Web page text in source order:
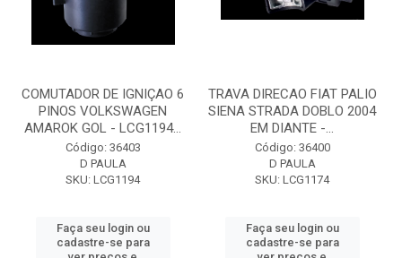
COMUTADOR DE IGNIÇAO 6
PINOS VOLKSWAGEN
AMAROK GOL - LCG1194...
Código: 36403
D PAULA
SKU: LCG1194
Faça seu login ou
cadastre-se para
TRAVA DIRECAO FIAT PALIO
SIENA STRADA DOBLO 2004
EM DIANTE -...
Código: 36400
D PAULA
SKU: LCG1174
Faça seu login ou
cadastre-se para